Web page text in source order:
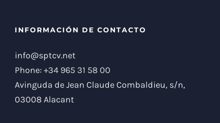
INFORMACIÓN DE CONTACTO
info@sptcv.net
Phone: +34 965 31 58 00
Avinguda de Jean Claude Combaldieu, s/n,
03008 Alacant